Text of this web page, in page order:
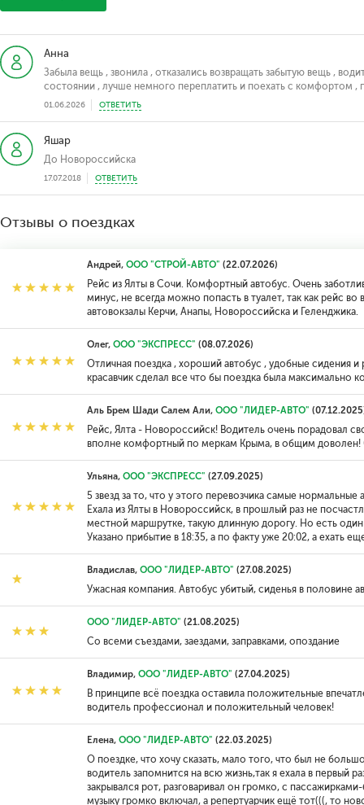
Анна
Забыла вещь , звонила , отказались возвращать забытую вещь ,
состоянии , лучше немного переплатить и поехать с комфортом ,
01.06.2026 ОТВЕТИТЬ
Яшар
До Новороссийска
17.07.2018 ОТВЕТИТЬ
Отзывы о поездках
Андрей, ООО "СТРОЙ-АВТО" (22.07.2026)
Рейс из Ялты в Сочи. Комфортный автобус. Очень
минус, не всегда можно попасть в туалет, так как рейс
автовокзалы Керчи, Анапы, Новороссийска и Геленджика.
Олег, ООО "ЭКСПРЕСС" (08.07.2026)
Отличная поездка , хороший автобус , удобные сидения
красавчик сделал все что бы поездка была максимально
Аль Брем Шади Салем Али, ООО "ЛИДЕР-АВТО"
Рейс, Ялта - Новороссийск! Водитель очень порадовал
вполне комфортный по меркам Крыма, в общим доволен!
Ульяна, ООО "ЭКСПРЕСС" (27.09.2025)
5 звезд за то, что у этого перевозчика самые
Ехала из Ялты в Новороссийск, в прошлый раз не
местной маршрутке, такую длинную дорогу. Но есть
Указано прибытие в 18:35, а по факту уже 20:02, а ехать
Владислав, ООО "ЛИДЕР-АВТО" (27.08.2025)
Ужасная компания. Автобус убитый, сиденья в половине
ООО "ЛИДЕР-АВТО" (21.08.2025)
Со всеми съездами, заездами, заправками, опоздание
Владимир, ООО "ЛИДЕР-АВТО" (27.04.2025)
В принципе всё поездка оставила положительные
водитель профессионал и положительный человек!
Елена, ООО "ЛИДЕР-АВТО" (22.03.2025)
О поездке, что хочу сказать, мало того, что был не
водитель запомнится на всю жизнь,так я ехала в первый
закрывался рот, разговаривал он громко, с
музыку громко включал, а репертуарчик ещё тот(((, то